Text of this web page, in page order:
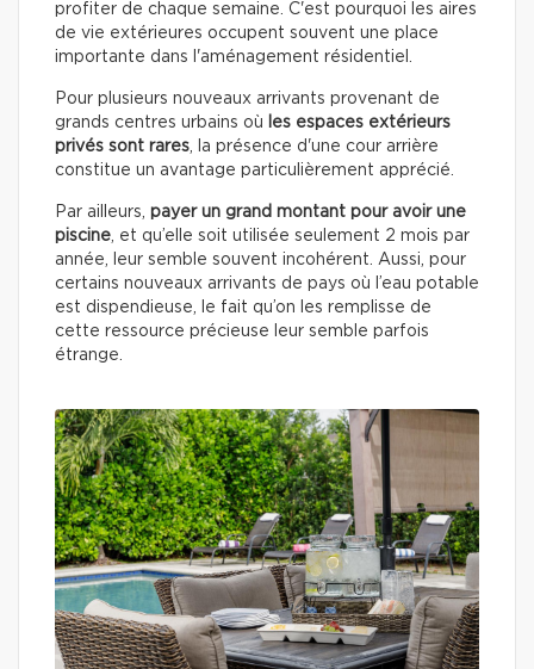
profiter de chaque semaine. C'est pourquoi les aires
de vie extérieures occupent souvent une place
importante dans l'aménagement résidentiel.
Pour plusieurs nouveaux arrivants provenant de
grands centres urbains où
les espaces extérieurs
privés sont rares, la présence d'une cour arrière
constitue un avantage particulièrement apprécié.
Par ailleurs, payer un grand montant pour avoir une
piscine, et qu’elle soit utilisée seulement 2 mois par
année, leur semble souvent incohérent. Aussi, pour
certains nouveaux arrivants de pays où l’eau potable
est dispendieuse, le fait qu’on les remplisse de
cette ressource précieuse leur semble parfois
étrange.